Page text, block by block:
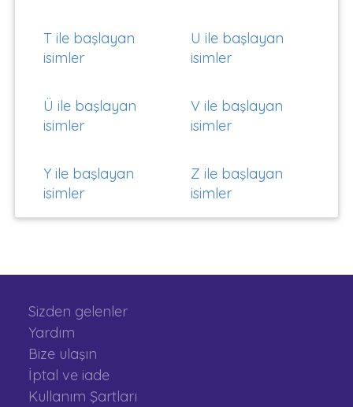
T ile başlayan
isimler
U ile başlayan
isimler
Ü ile başlayan
isimler
V ile başlayan
isimler
Y ile başlayan
isimler
Z ile başlayan
isimler
Sizden gelenler
Yardım
Bize ulaşın
İptal ve iade
Kullanım Şartları